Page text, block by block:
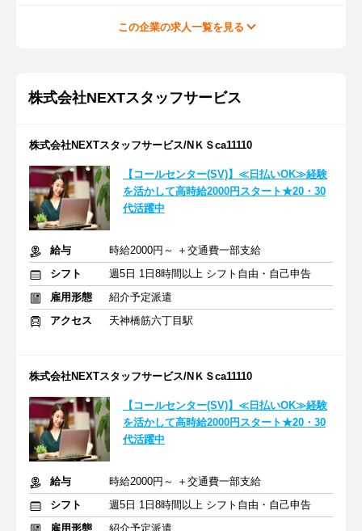
この企業の求人一覧を見る
株式会社NEXTスタッフサービス
株式会社NEXTスタッフサービス/NＫＳca11110
【コールセンター(SV)】≪日払いOK≫経験
を活かして高時給2000円スタート★20・30
代活躍中
給与
時給2000円～ ＋交通費一部支給
シフト
週5日 1日8時間以上 シフト自由・自己申告
雇用形態
紹介予定派遣
アクセス
天神橋筋六丁目駅
株式会社NEXTスタッフサービス/NＫＳca11110
【コールセンター(SV)】≪日払いOK≫経験
を活かして高時給2000円スタート★20・30
代活躍中
給与
時給2000円～ ＋交通費一部支給
シフト
週5日 1日8時間以上 シフト自由・自己申告
雇用形態
紹介予定派遣